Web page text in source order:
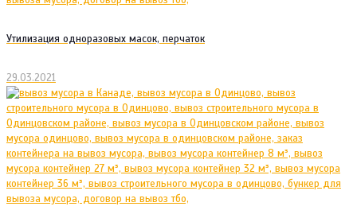
Утилизация одноразовых масок, перчаток
29.03.2021